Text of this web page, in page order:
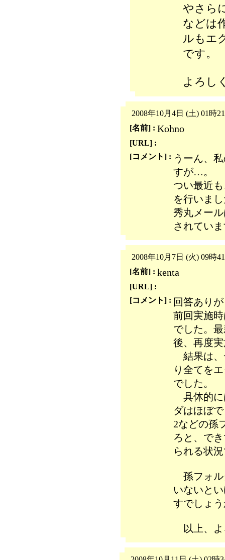
やさら
などは
ルもエ
です。
よろし
2008年10月4日 (土) 01時
[名前] : Kohno
[URL] :
[コメント] : うーん、
すが…。
つい最近
を行いま
秀丸メー
されてい
2008年10月7日 (火) 09時
[名前] : kenta
[URL] :
[コメント] : 回答あり
前回実施
でした。
後、再度
結果は、
り全てを
でした。
具体的に
ダはほぼ
2などの孫
ろと、で
られる状
孫フォル
いないと
すでしょ
以上、よ